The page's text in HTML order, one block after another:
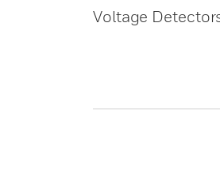
Voltage